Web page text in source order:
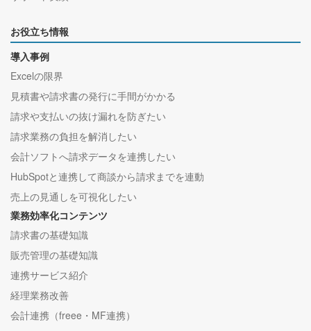
お役立ち情報
導入事例
Excelの限界
見積書や請求書の発行に手間がかかる
請求や支払いの抜け漏れを防ぎたい
請求業務の負担を解消したい
会計ソフトへ請求データを連携したい
HubSpotと連携して商談から請求までを連動
売上の見通しを可視化したい
業務効率化コンテンツ
請求書の基礎知識
販売管理の基礎知識
連携サービス紹介
経理業務改善
会計連携（freee・MF連携）